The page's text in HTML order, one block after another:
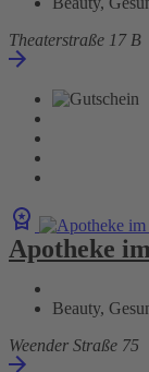
Theaterstraße 17 B
Apotheke
Beauty,
Weender Straße 75